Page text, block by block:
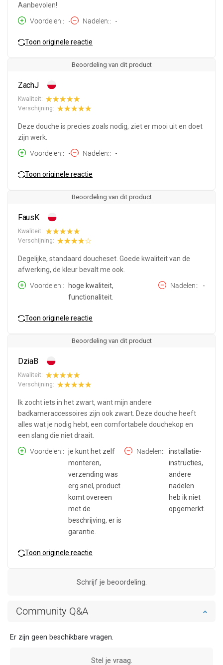
Aanbevolen!
Voordelen:
- Nadelen: -
Toon originele reactie
Beoordeling van dit product
ZachJ
Kwaliteit:
Verschijning:
Deze douche is precies zoals nodig, ziet er mooi uit en doet
zijn werk.
Voordelen:
- Nadelen: -
Toon originele reactie
Beoordeling van dit product
FausK
Kwaliteit:
Verschijning:
Degelijke, standaard doucheset. Goede kwaliteit van de
afwerking, de kleur bevalt me ook.
Voordelen:
hoge kwaliteit,
functionaliteit.
Nadelen: -
Toon originele reactie
Beoordeling van dit product
DziaB
Kwaliteit:
Verschijning:
Ik zocht iets in het zwart, want mijn andere
badkameraccessoires zijn ook zwart. Deze douche heeft
alles wat je nodig hebt, een comfortabele douchekop en
een slang die niet draait.
Voordelen:
je kunt het zelf
monteren,
verzending was
erg snel, product
komt overeen
met de
beschrijving, er is
garantie.
Nadelen:
installatie-
instructies,
andere
nadelen
heb ik niet
opgemerkt.
Toon originele reactie
Schrijf je beoordeling.
Community Q&A
Er zijn geen beschikbare vragen.
Stel je vraag.